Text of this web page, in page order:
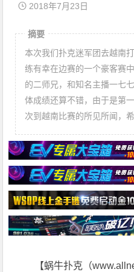
2018年7月23日
摘要
本次我们扑克迷军团去越南
练有幸在边赛的一个豪客赛
的二师兄，和知名主播一七
体成绩还算不错，由于是第
次到越南比赛的所见所闻，
【蜗牛扑克（